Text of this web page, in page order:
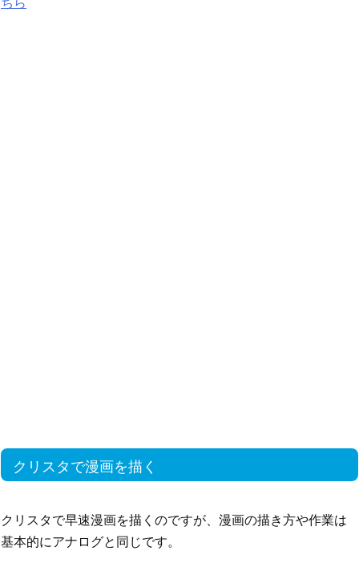
クリスタで漫画を描く
クリスタで早速漫画を描くのですが、漫画の描き方や作業は
基本的にアナログと同じです。